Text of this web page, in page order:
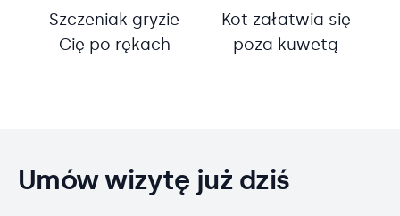
Szczeniak gryzie
Cię po rękach
Kot załatwia się
poza kuwetą
Umów wizytę już dziś